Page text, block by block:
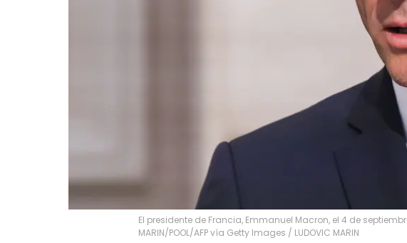
El presidente de Francia, Emmanuel Macron, el 4 de septiembre
MARIN/POOL/AFP vía Getty Images / LUDOVIC MARIN